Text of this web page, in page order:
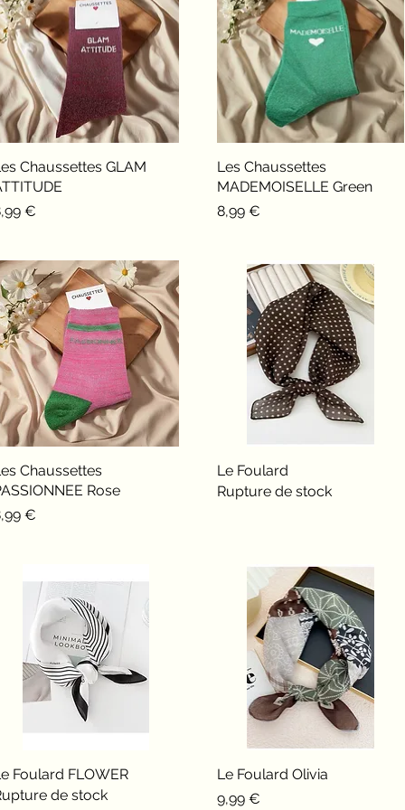
Aperçu rapide
Chaussettes GLAM
€
Aperçu rapide
Les Chaussettes
MADEMOISELLE Green
Prix
8,99 €
Aperçu rapide
Chaussettes
Rose
€
Aperçu rapide
Le Foulard
Rupture de stock
Aperçu rapide
Foulard FLOWER
de stock
Aperçu rapide
Le Foulard Olivia
Prix
9,99 €